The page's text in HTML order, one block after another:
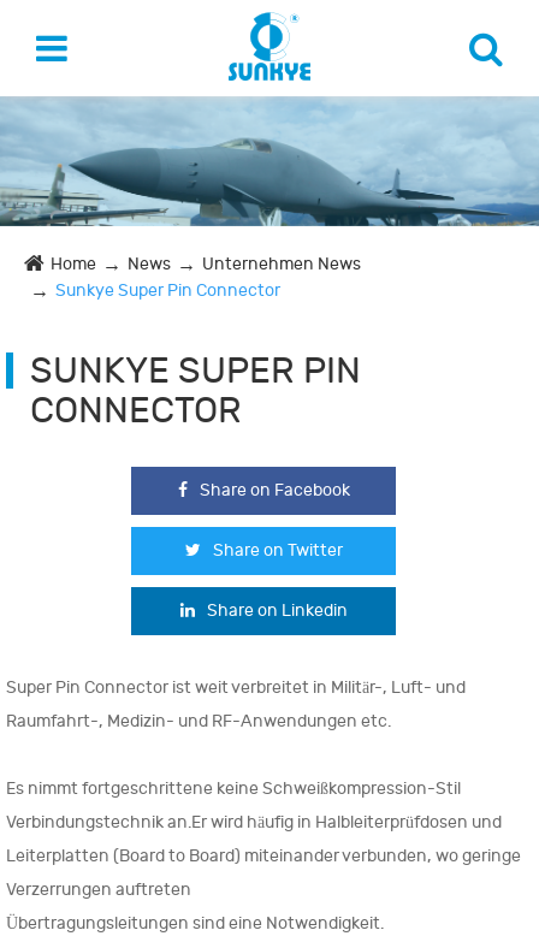
Home News
Unternehmen News
Sunkye Super Pin Connector
SUNKYE SUPER PIN
CONNECTOR
Share on Facebook
Share on Twitter
Share on Linkedin
Super Pin Connector ist weit verbreitet in Militär-, Luft- und
Raumfahrt-, Medizin- und RF-Anwendungen etc.
Es nimmt fortgeschrittene keine Schweißkompression-Stil
Verbindungstechnik an.Er wird häufig in Halbleiterprüfdosen und
Leiterplatten (Board to Board) miteinander verbunden, wo geringe
Verzerrungen auftreten
Übertragungsleitungen sind eine Notwendigkeit.